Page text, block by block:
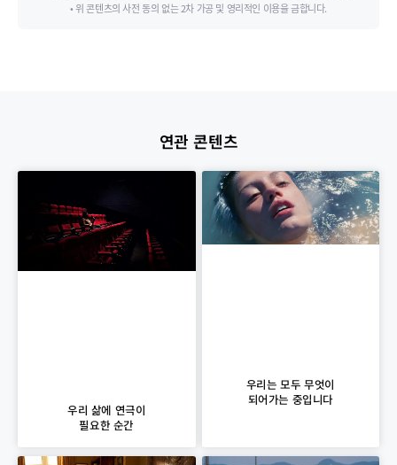
• 위 콘텐츠의 사전 동의 없는 2차 가공 및 영리적인 이용을 금합니다.
연관 콘텐츠
우리 삶에 연극이
필요한 순간
우리는 모두 무엇이
되어가는 중입니다